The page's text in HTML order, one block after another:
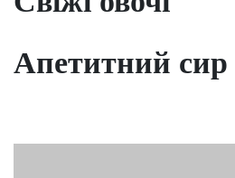
Апетитний сир